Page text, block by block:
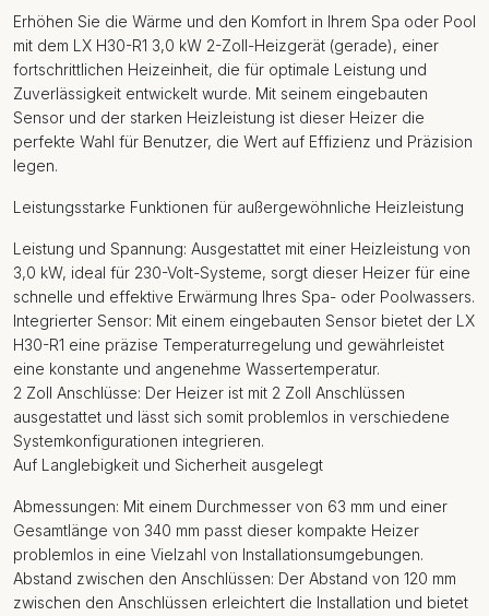
Erhöhen Sie die Wärme und den Komfort in Ihrem Spa oder Pool
mit dem LX H30-R1 3,0 kW 2-Zoll-Heizgerät (gerade), einer
fortschrittlichen Heizeinheit, die für optimale Leistung und
Zuverlässigkeit entwickelt wurde. Mit seinem eingebauten
Sensor und der starken Heizleistung ist dieser Heizer die
perfekte Wahl für Benutzer, die Wert auf Effizienz und Präzision
legen.
Leistungsstarke Funktionen für außergewöhnliche Heizleistung
Leistung und Spannung: Ausgestattet mit einer Heizleistung von
3,0 kW, ideal für 230-Volt-Systeme, sorgt dieser Heizer für eine
schnelle und effektive Erwärmung Ihres Spa- oder Poolwassers.
Integrierter Sensor: Mit einem eingebauten Sensor bietet der LX
H30-R1 eine präzise Temperaturregelung und gewährleistet
eine konstante und angenehme Wassertemperatur.
2 Zoll Anschlüsse: Der Heizer ist mit 2 Zoll Anschlüssen
ausgestattet und lässt sich somit problemlos in verschiedene
Systemkonfigurationen integrieren.
Auf Langlebigkeit und Sicherheit ausgelegt
Abmessungen: Mit einem Durchmesser von 63 mm und einer
Gesamtlänge von 340 mm passt dieser kompakte Heizer
problemlos in eine Vielzahl von Installationsumgebungen.
Abstand zwischen den Anschlüssen: Der Abstand von 120 mm
zwischen den Anschlüssen erleichtert die Installation und bietet